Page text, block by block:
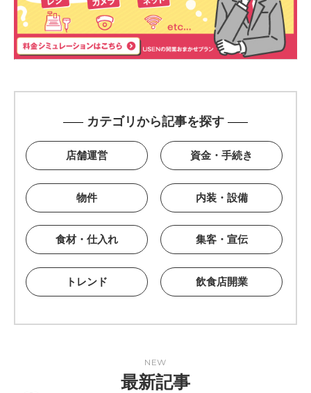
カテゴリから記事を探す
店舗運営 資金・手続き
物件 内装・設備
食材・仕入れ 集客・宣伝
トレンド 飲食店開業
NEW
最新記事